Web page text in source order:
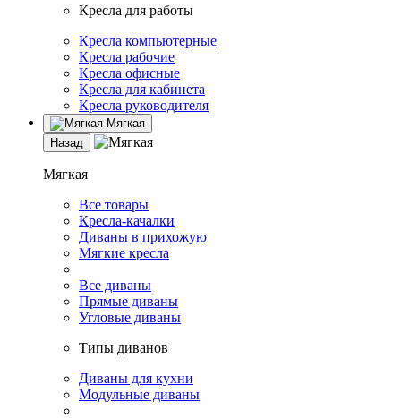
Кресла для работы
Кресла компьютерные
Кресла рабочие
Кресла офисные
Кресла для кабинета
Кресла руководителя
Мягкая
Назад
Мягкая
Все товары
Кресла-качалки
Диваны в прихожую
Мягкие кресла
Все диваны
Прямые диваны
Угловые диваны
Типы диванов
Диваны для кухни
Модульные диваны